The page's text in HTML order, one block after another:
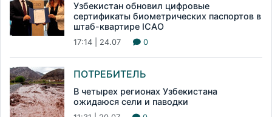
Узбекистан обновил цифровые
сертификаты биометрических паспортов в
штаб-квартире ICAO
17:14 | 24.07 0
ПОТРЕБИТЕЛЬ
В четырех регионах Узбекистана
ожидаюся сели и паводки